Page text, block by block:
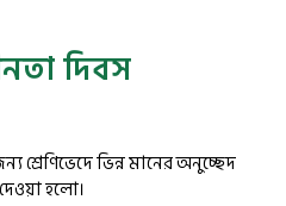
দিবস
শ্রেণিভেদে ভিন্ন মানের অনুচ্ছেদ
হলো।